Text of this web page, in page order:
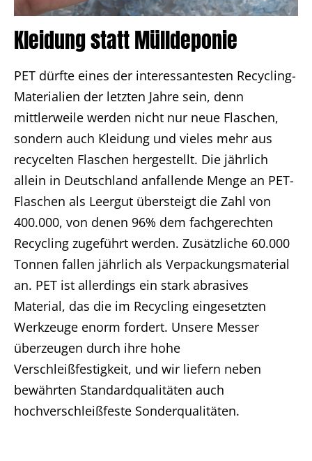
Kleidung statt Mülldeponie
PET dürfte eines der interessantesten Recycling-
Materialien der letzten Jahre sein, denn
mittlerweile werden nicht nur neue Flaschen,
sondern auch Kleidung und vieles mehr aus
recycelten Flaschen hergestellt. Die jährlich
allein in Deutschland anfallende Menge an PET-
Flaschen als Leergut übersteigt die Zahl von
400.000, von denen 96% dem fachgerechten
Recycling zugeführt werden. Zusätzliche 60.000
Tonnen fallen jährlich als Verpackungsmaterial
an. PET ist allerdings ein stark abrasives
Material, das die im Recycling eingesetzten
Werkzeuge enorm fordert. Unsere Messer
überzeugen durch ihre hohe
Verschleißfestigkeit, und wir liefern neben
bewährten Standardqualitäten auch
hochverschleißfeste Sonderqualitäten.